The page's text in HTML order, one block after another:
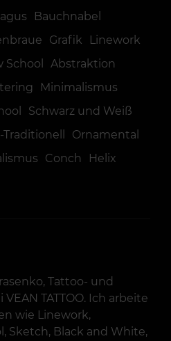
Bauchnabel
Grafik
Linework
School
Abstraktion
Minimalismus
Schwarz und Weiß
Traditionell
Ornamental
Conch
Helix
Tattoo- und
TATTOO. Ich arbeite
wie Linework,
Sketch, Black and White,